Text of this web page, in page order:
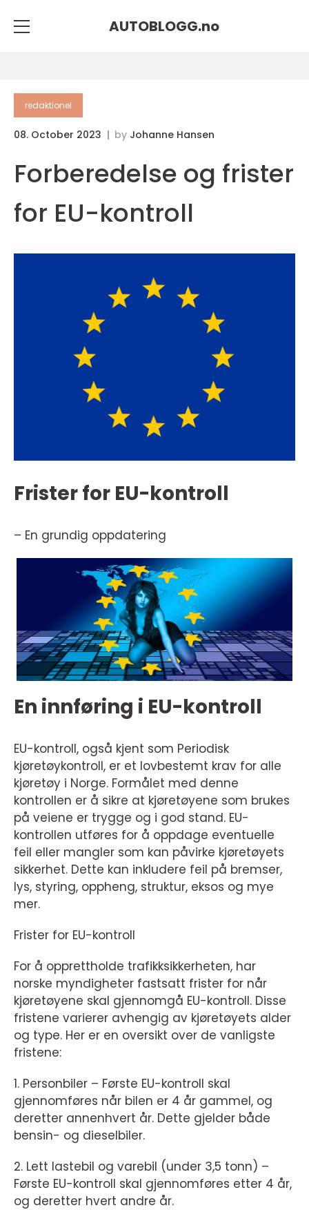
AUTOBLOGG.no
redaktionel
08. October 2023 by Johanne Hansen
Forberedelse og frister
for EU-kontroll
Frister for EU-kontroll
– En grundig oppdatering
En innføring i EU-kontroll
EU-kontroll, også kjent som Periodisk
kjøretøykontroll, er et lovbestemt krav for alle
kjøretøy i Norge. Formålet med denne
kontrollen er å sikre at kjøretøyene som brukes
på veiene er trygge og i god stand. EU-
kontrollen utføres for å oppdage eventuelle
feil eller mangler som kan påvirke kjøretøyets
sikkerhet. Dette kan inkludere feil på bremser,
lys, styring, oppheng, struktur, eksos og mye
mer.
Frister for EU-kontroll
For å opprettholde trafikksikkerheten, har
norske myndigheter fastsatt frister for når
kjøretøyene skal gjennomgå EU-kontroll. Disse
fristene varierer avhengig av kjøretøyets alder
og type. Her er en oversikt over de vanligste
fristene:
1. Personbiler – Første EU-kontroll skal
gjennomføres når bilen er 4 år gammel, og
deretter annenhvert år. Dette gjelder både
bensin- og dieselbiler.
2. Lett lastebil og varebil (under 3,5 tonn) –
Første EU-kontroll skal gjennomføres etter 4 år,
og deretter hvert andre år.